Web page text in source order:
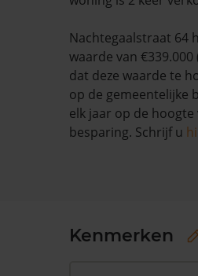
Nachtegaalstraat 64
waarde van
dat deze waarde te
op de gemeentelijke
elk jaar op de hoogte
besparing. Schrijf u
Kenmerken